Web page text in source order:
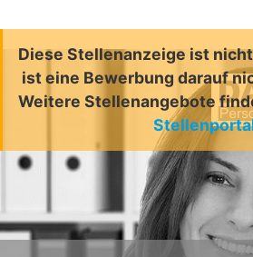
Diese Stellenanzeige ist
ist eine Bewerbung darauf
Weitere Stellenangebote